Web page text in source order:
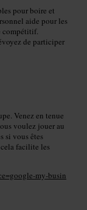
pour boire et
aide pour les
compétitif.
de participer
Venez en tenue
voulez jouer au
si vous êtes
facilite les
my-busin